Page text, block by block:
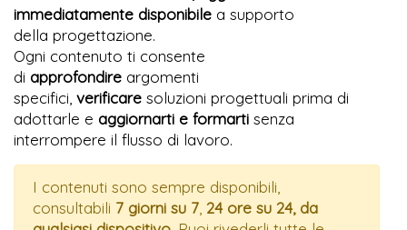
immediatamente disponibile a supporto
della progettazione.
Ogni contenuto ti consente
di approfondire argomenti
specifici, verificare soluzioni progettuali prima di
adottarle e aggiornarti e formarti senza
interrompere il flusso di lavoro.
I contenuti sono sempre disponibili,
consultabili 7 giorni su 7 24 ore su 24, da